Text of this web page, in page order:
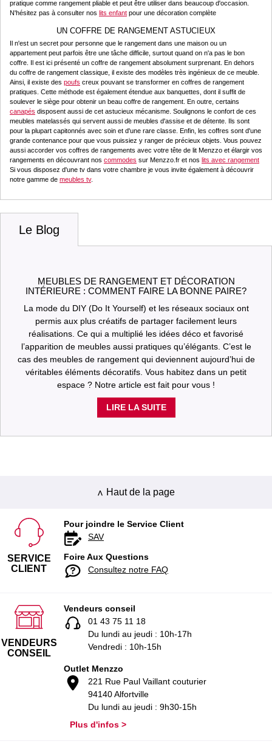
pratique comme rangement pliable et peut être utiliser dans beaucoup d'occasion.
N'hésitez pas à consulter nos lits enfant pour une décoration complète
UN COFFRE DE RANGEMENT ASTUCIEUX
Il n'est un secret pour personne que le rangement dans une maison ou un
appartement peut parfois être une tâche difficile, surtout quand on n'a pas le bon
coffre. Il est ici présenté un coffre de rangement absolument surprenant. En dehors
du coffre de rangement classique, il existe des modèles très ingénieux de ce meuble.
Ainsi, il existe des poufs creux pouvant se transformer en coffres de rangement
pratiques. Cette méthode est également étendue aux banquettes, dont il suffit de
soulever le siège pour obtenir un beau coffre de rangement. En outre, certains
canapés disposent aussi de cet astucieux mécanisme. Soulignons le confort de ces
meubles matelassés qui servent aussi de meubles d'assise et de détente. Ils sont
pour la plupart capitonnés avec soin et d'une rare classe. Enfin, les coffres sont d'une
grande contenance pour que vous puissiez y ranger de précieux objets. Vous pouvez
aussi accorder vos coffres de rangements avec votre tête de lit Menzzo et élargir vos
rangements en découvrant nos commodes sur Menzzo.fr et nos lits avec rangement
Si vous disposez d'une tv dans votre chambre je vous invite également à découvrir
notre gamme de meubles tv.
Le Blog
MEUBLES DE RANGEMENT ET DÉCORATION
INTÉRIEURE : COMMENT FAIRE LA BONNE PAIRE?
La mode du DIY (Do It Yourself) et les réseaux sociaux ont
permis aux plus créatifs de partager facilement leurs
réalisations. Ce qui a multiplié les idées déco et favorisé
l’apparition de meubles aussi pratiques qu’élégants. C’est le
cas des meubles de rangement qui deviennent aujourd’hui de
véritables éléments décoratifs. Vous habitez dans un petit
espace ? Notre article est fait pour vous !
LIRE LA SUITE
Haut de la page
SERVICE
CLIENT
Pour joindre le Service Client
SAV
Foire Aux Questions
Consultez notre FAQ
VENDEURS
CONSEIL
Vendeurs conseil
01 43 75 11 18
Du lundi au jeudi : 10h-17h
Vendredi : 10h-15h
Outlet Menzzo
221 Rue Paul Vaillant couturier
94140 Alfortville
Du lundi au jeudi : 9h30-15h
Plus d'infos >